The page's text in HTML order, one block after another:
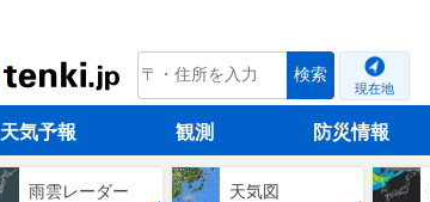
tenki.jp 検索
現在地
天気予報 観測 防災情報
雨雲レーダー 天気図